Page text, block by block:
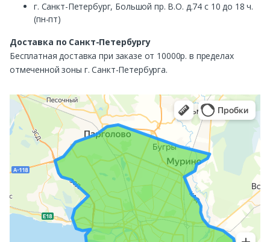
г. Санкт-Петербург, Большой пр. В.О. д.74 с 10 до 18 ч.
(пн-пт)
Доставка по Санкт-Петербургу
Бесплатная доставка при заказе от 10000р. в пределах
отмеченной зоны г. Санкт-Петербурга.